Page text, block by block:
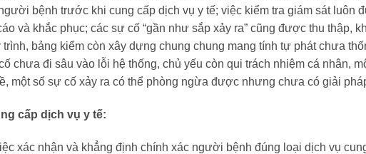
bệnh trước khi cung cấp dịch vụ y tế; việc kiểm tra giám sát luôn
và khắc phục; các sự cố “gần như sắp xảy ra” cũng được thu thập,
bảng kiểm còn xây dựng chung chung mang tính tự phát chưa
chưa đi sâu vào lỗi hệ thống, chủ yếu còn qui trách nhiệm cá nhân,
một số sự cố xảy ra có thể phòng ngừa được nhưng chưa có giải
cấp dịch vụ y tế:
xác nhận và khẳng định chính xác người bệnh đúng loại dịch vụ